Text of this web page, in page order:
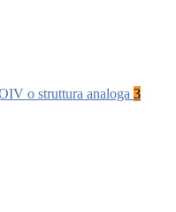
o struttura analoga 3